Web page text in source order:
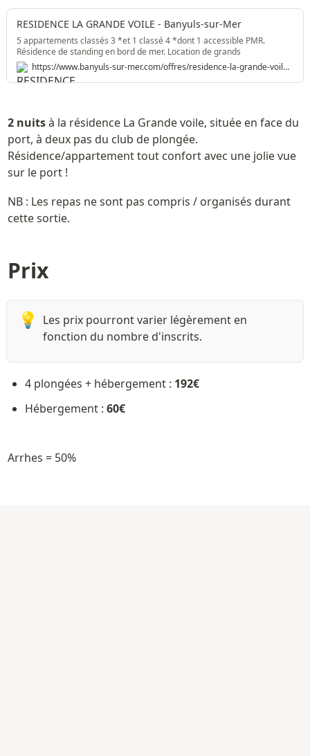
RESIDENCE LA GRANDE VOILE - Banyuls-sur-Mer
5 appartements classés 3 *et 1 classé 4 *dont 1 accessible PMR.
Résidence de standing en bord de mer. Location de grands
appartements T2 (50 m2 + terrasse) au T5/6 (180 m2). 3 appt avec
terrasse.
https://www.banyuls-sur-mer.com/offres/residence-la-grande-voile-banyuls-sur-mer-fr-3131089/
2 nuits à la résidence La Grande voile, située en face du
port, à deux pas du club de plongée.
Résidence/appartement tout confort avec une jolie vue
sur le port !
NB : Les repas ne sont pas compris / organisés durant
cette sortie.
Prix
💡
Les prix pourront varier légèrement en
fonction du nombre d'inscrits.
4 plongées + hébergement : 192€
Hébergement : 60€
Arrhes = 50%